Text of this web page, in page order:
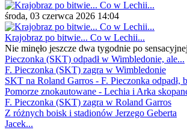
środa, 03 czerwca 2026 14:04
Krajobraz po bitwie... Co w Lechii...
Nie minęło jeszcze dwa tygodnie po
Pieczonka (SKT) odpadł w Wimbledonie, ale...
F. Pieczonka (SKT) zagra w Wimbledonie
SKT na Roland Garros - F. Pieczonka odpadł,
Pomorze znokautowane - Lechia i Arka
F. Pieczonka (SKT) zagra w Roland Garros
Z różnych boisk i stadionów Jerzego Geberta
Jacek...